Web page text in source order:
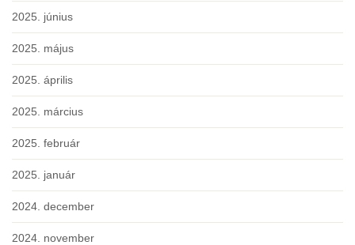
2025. június
2025. május
2025. április
2025. március
2025. február
2025. január
2024. december
2024. november